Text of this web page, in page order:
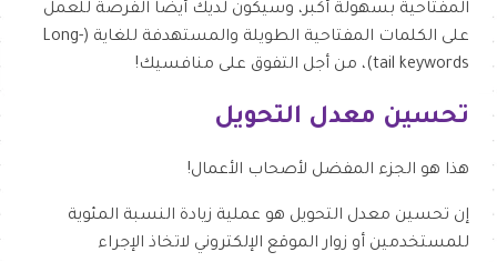
المفتاحية بسهولة أكبر، وسيكون لديك أيضًا الفرصة للعمل
على الكلمات المفتاحية الطويلة والمستهدفة للغاية (Long-
tail keywords)، من أجل التفوق على منافسيك!
تحسين معدل التحويل
هذا هو الجزء المفضل لأصحاب الأعمال!
إن تحسين معدل التحويل هو عملية زيادة النسبة المئوية
للمستخدمين أو زوار الموقع الإلكتروني لاتخاذ الإجراء